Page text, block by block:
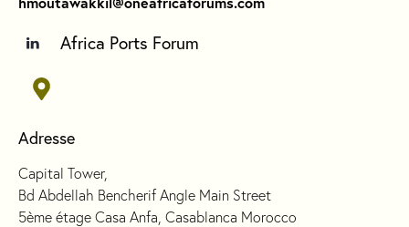
Africa Ports Forum
Adresse
Capital Tower,
Bd Abdellah Bencherif Angle Main Street
5ème étage Casa Anfa, Casablanca Morocco